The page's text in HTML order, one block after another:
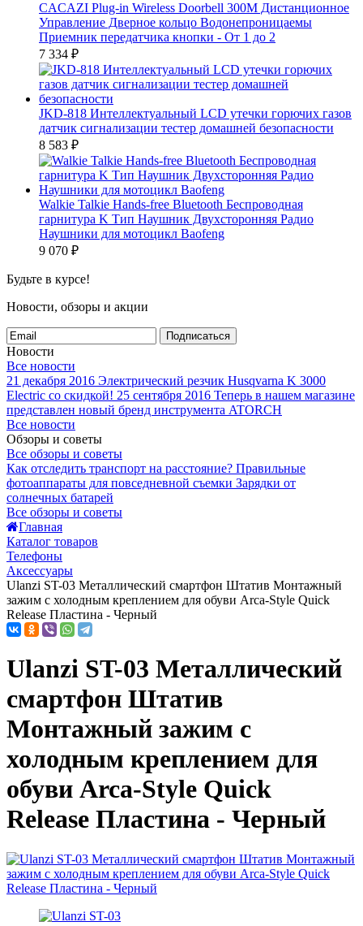
CACAZI Plug-in Wireless Doorbell 300M Дистанционное
Управление Дверное кольцо Водонепроницаемы
Приемник передатчика кнопки - От 1 до 2
7 334 ₽
JKD-818 Интеллектуальный LCD утечки горючих газов
датчик сигнализации тестер домашней безопасности
8 583 ₽
Walkie Talkie Hands-free Bluetooth Беспроводная
гарнитура K Тип Наушник Двухсторонняя Радио
Наушники для мотоцикл Baofeng
9 070 ₽
Будьте в курсе!
Новости, обзоры и акции
Подписаться
Новости
Все новости
21 декабря 2016 Электрический резчик Husqvarna K 3000
Electric со скидкой! 25 сентября 2016 Теперь в нашем магазине
представлен новый бренд инструмента ATORCH
Все новости
Обзоры и советы
Все обзоры и советы
Как отследить транспорт на расстояние? Правильные
фотоаппараты для повседневной съемки Зарядки от
солнечных батарей
Все обзоры и советы
Главная
Каталог товаров
Телефоны
Аксессуары
Ulanzi ST-03 Металлический смартфон Штатив Монтажный
зажим с холодным креплением для обуви Arca-Style Quick
Release Пластина - Черный
Ulanzi ST-03 Металлический
смартфон Штатив
Монтажный зажим с
холодным креплением для
обуви Arca-Style Quick
Release Пластина - Черный